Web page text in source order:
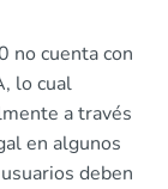
no cuenta con
lo cual
a través
en algunos
deben